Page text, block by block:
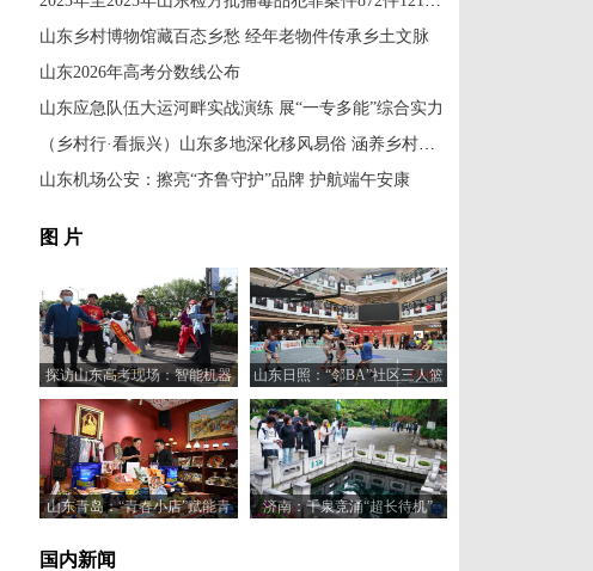
山东乡村博物馆藏百态乡愁 经年老物件传承乡土文脉
山东2026年高考分数线公布
山东应急队伍大运河畔实战演练 展“一专多能”综合实力
（乡村行·看振兴）山东多地深化移风易俗 涵养乡村文明新风
山东机场公安：擦亮“齐鲁守护”品牌 护航端午安康
图 片
探访山东高考现场：智能机器
人“趣味护考”
山东日照：“邻BA”社区三人篮
球赛火热开打
山东青岛：“青春小店”赋能青
济南：千泉竞涌“超长待机”
国内新闻